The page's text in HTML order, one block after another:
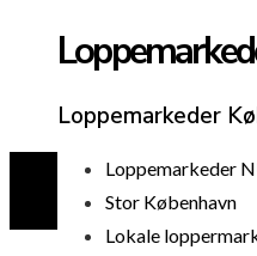
Loppemarkeder
Loppemarkeder
Stor København
Lokale